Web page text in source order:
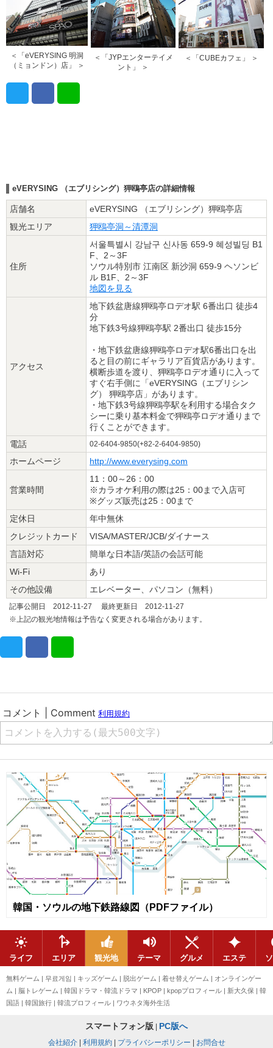
＜「eVERYSING 明洞
（ミョンドン）店」 ＞
＜「JYPエンターテイメ
ント」 ＞
＜「CUBEカフェ」 ＞
eVERYSING （エブリシング）狎鴎亭店の詳細情報
店舗名
eVERYSING （エブリシング）狎鴎亭店
観光エリア
狎鴎亭洞～清潭洞
住所
서울특별시 강남구 신사동 659-9 혜성빌딩 B1
F、2～3F
ソウル特別市 江南区 新沙洞 659-9 ヘソンビ
ル B1F、2～3F
地図を見る
アクセス
地下鉄盆唐線狎鴎亭ロデオ駅 6番出口 徒歩4
分
地下鉄3号線狎鴎亭駅 2番出口 徒歩15分
・地下鉄盆唐線狎鴎亭ロデオ駅6番出口を出
ると目の前にギャラリア百貨店があります。
横断歩道を渡り、狎鴎亭ロデオ通りに入って
すぐ右手側に「eVERYSING（エブリシン
グ） 狎鴎亭店」があります。
・地下鉄3号線狎鴎亭駅を利用する場合タク
シーに乗り基本料金で狎鴎亭ロデオ通りまで
行くことができます。
電話
02-6404-9850(+82-2-6404-9850)
ホームページ http://www.everysing.com
営業時間
11：00～26：00
※カラオケ利用の際は25：00まで入店可
※グッズ販売は25：00まで
定休日
年中無休
クレジットカード
VISA/MASTER/JCB/ダイナース
言語対応
簡単な日本語/英語の会話可能
Wi-Fi
あり
その他設備
エレベーター、パソコン（無料）
記事公開日 2012-11-27 最終更新日 2012-11-27
※上記の観光地情報は予告なく変更される場合があります。
韓国・ソウルの地下鉄路線図（PDFファイル）
ライフ エリア 観光地 テーマ グルメ エステ
無料ゲーム | 무료게임 | キッズゲーム | 脱出ゲーム | 着せ替えゲーム | オンラインゲー
ム | 脳トレゲーム | 韓国ドラマ・韓流ドラマ | KPOP | kpopプロフィール | 新大久保 | 韓
国語 | 韓国旅行 | 韓流プロフィール | ワウネタ海外生活
スマートフォン版 PC版へ
会社紹介| 利用規約| プライバシーポリシー お問合せ